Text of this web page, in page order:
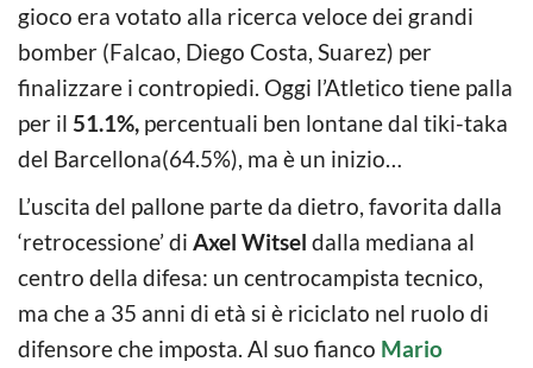
gioco era votato alla ricerca veloce dei grandi
bomber (Falcao, Diego Costa, Suarez) per
finalizzare i contropiedi. Oggi l’Atletico tiene palla
per il 51.1%, percentuali ben lontane dal tiki-taka
del Barcellona(64.5%), ma è un inizio…
L’uscita del pallone parte da dietro, favorita dalla
‘retrocessione’ di Axel Witsel dalla mediana al
centro della difesa: un centrocampista tecnico,
ma che a 35 anni di età si è riciclato nel ruolo di
difensore che imposta. Al suo fianco Mario